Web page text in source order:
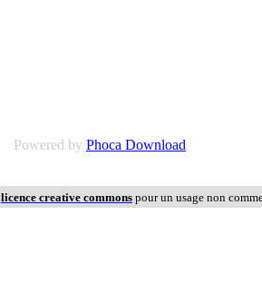
Powered by Phoca Download
licence creative commons pour un usage non